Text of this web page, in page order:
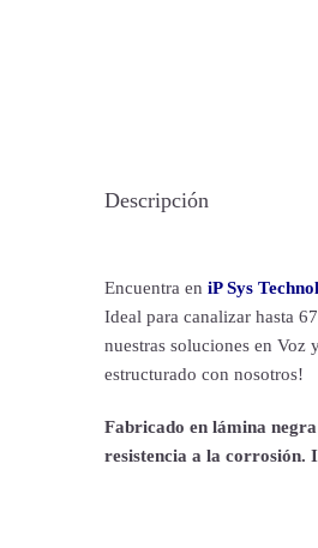
Descripción
Encuentra en iP Sys
Ideal para canalizar hasta
nuestras soluciones en Voz
estructurado con nosotros!
Fabricado en lámina
resistencia a la corrosión.